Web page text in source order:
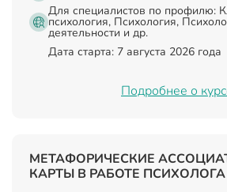
Для специалистов по профилю:
психология, Психология,
деятельности и др.
Дата старта: 7 августа 2026 года
Подробнее о
МЕТАФОРИЧЕСКИЕ
КАРТЫ В РАБОТЕ ПСИХОЛОГА